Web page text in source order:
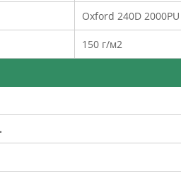
Oxford 240D 2000PU
150 г/м2